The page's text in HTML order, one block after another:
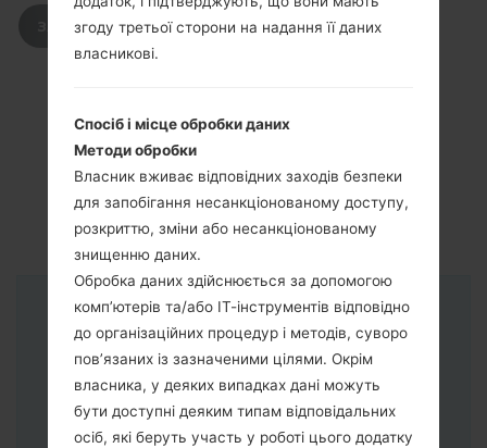
ЗАВАНТАЖИТИ
Інструкції
згоду третьої сторони на надання її даних
власникові.
Спосіб і місце обробки даних
Методи обробки
Власник вживає відповідних заходів безпеки
для запобігання несанкціонованому доступу,
розкриттю, зміни або несанкціонованому
знищенню даних.
Обробка даних здійснюється за допомогою
комп’ютерів та/або ІТ-інструментів відповідно
до організаційних процедур і методів, суворо
пов’язаних із зазначеними цілями. Окрім
власника, у деяких випадках дані можуть
бути доступні деяким типам відповідальних
осіб, які беруть участь у роботі цього додатку